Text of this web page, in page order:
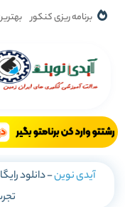
برنامه ریزی کنکور
آیدی نوین-دانلود